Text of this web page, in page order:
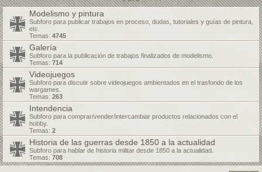
Modelismo y pintura
Subforo para publicar trabajos en proceso, dudas, tutoriales y guías de pintura,
etc.
Temas: 4745
Galería
Subforo para la publicación de trabajos finalizados de modelismo.
Temas: 714
Videojuegos
Subforo para discutir sobre videojuegos ambientados en el trasfondo de los
wargames.
Temas: 263
Intendencia
Subforo para comprar/vender/intercambiar productos relacionados con el
hobby.
Temas: 2
Historia de las guerras desde 1850 a la actualidad
Subforo para hablar de historia militar desde 1850 a la actualidad.
Temas: 708